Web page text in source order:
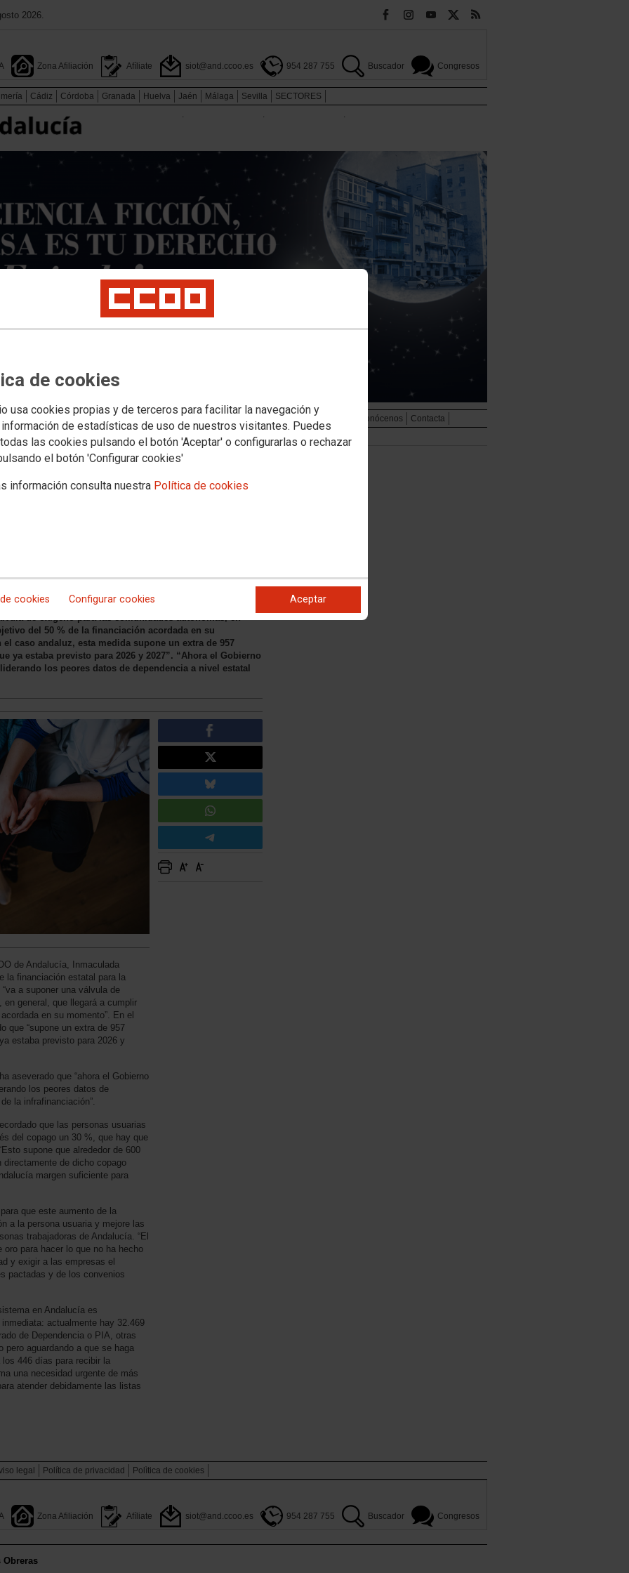
de cookies
usa cookies propias y de terceros para facilitar la navegación y
de estadísticas de uso de nuestros visitantes. Puedes
las cookies pulsando el botón 'Aceptar' o configurarlas o rechazar
el botón 'Configurar cookies'
información consulta nuestra Política de cookies
cookies Configurar cookies Aceptar
2026.
Zona Afiliación Afíliate siot@and.ccoo.es 954 287 755 Buscador Congresos
Cádiz Córdoba Granada Huelva Jaén Málaga Sevilla
SECTORES
.
. .
Transparencia PROVINCIAS SECTORES Archivo documental y audiovisual Conócenos
Contacta
al Gobierno andaluz que
de la financiación estatal
para acabar con el
de calidad
a aprovechar la inyección de fondos estatales para dar
en la comunidad. “El aumento de la
de oxígeno para las comunidades autónomas, en
del 50 % de la financiación acordada en su
caso andaluz, esta medida supone un extra de 957
ya estaba previsto para 2026 y 2027”. “Ahora el Gobierno
los peores datos de dependencia a nivel estatal
de Andalucía, Inmaculada
la financiación estatal para la
a suponer una válvula de
general, que llegará a cumplir
en su momento”. En el
que “supone un extra de 957
estaba previsto para 2026 y
aseverado que “ahora el Gobierno
los peores datos de
la infrafinanciación”.
que las personas usuarias
del copago un 30 %, que hay que
supone que alrededor de 600
de dicho copago
margen suficiente para
que este aumento de la
a la persona usuaria y mejore las
trabajadoras de Andalucía. “El
para hacer lo que no ha hecho
y exigir a las empresas el
pactadas y de los convenios
en Andalucía es
actualmente hay 32.469
de Dependencia o PIA, otras
pero aguardando a que se haga
446 días para recibir la
una necesidad urgente de más
atender debidamente las listas
legal Política de privacidad Polìtica de cookies
Zona Afiliación Afíliate siot@and.ccoo.es 954 287 755 Buscador Congresos
Obreras